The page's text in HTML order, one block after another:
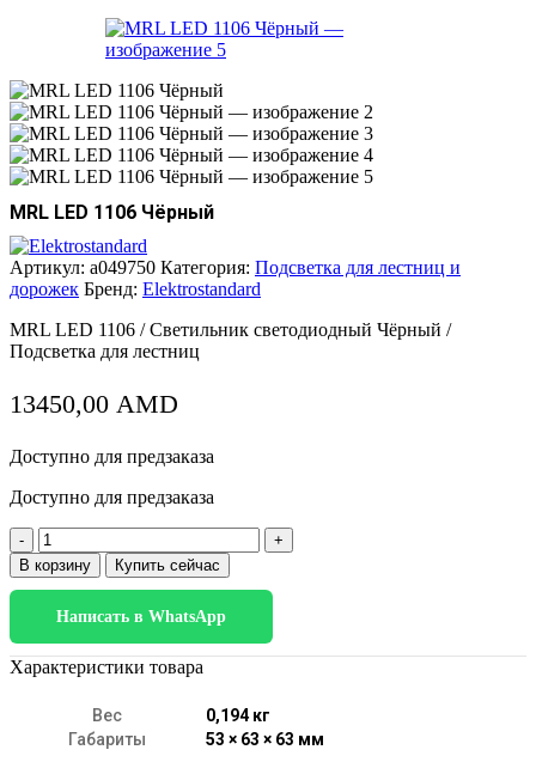
MRL LED 1106 Чёрный
Артикул: a049750 Категория: Подсветка для лестниц и
дорожек Бренд: Elektrostandard
MRL LED 1106 / Светильник светодиодный Чёрный /
Подсветка для лестниц
13450,00 AMD
Доступно для предзаказа
Доступно для предзаказа
Количество
товара
MRL
1106
Чёрный
В корзину Купить сейчас
Написать в WhatsApp
Характеристики товара
Вес
0,194 кг
Габариты
53 × 63 × 63 мм